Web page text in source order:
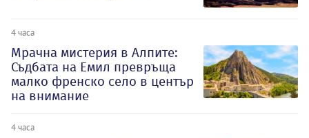
4 часа
Мрачна мистерия в Алпите:
Съдбата на Емил превръща
малко френско село в център
на внимание
4 часа